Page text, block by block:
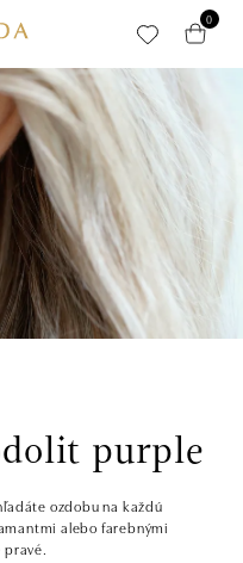
0
purple
ozdobu na každú
alebo farebnými